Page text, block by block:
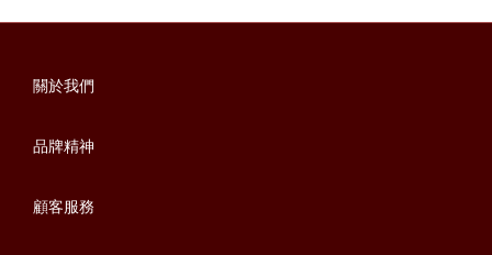
關於我們
品牌精神
顧客服務